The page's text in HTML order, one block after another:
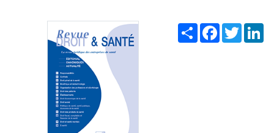
Share Facebook
Twitter